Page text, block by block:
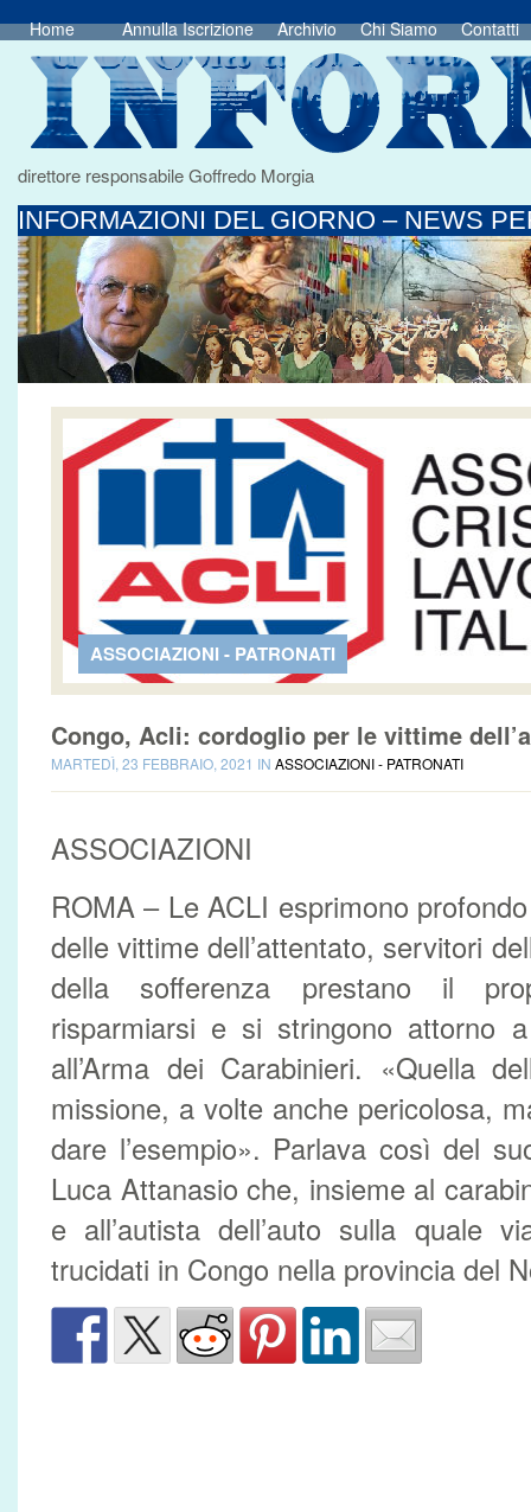
Home Annulla Iscrizione Archivio Chi Siamo Contatti
direttore responsabile Goffredo Morgia
INFORMAZIONI DEL GIORNO – NEWS
ASSOCIAZIONI - PATRONATI
Congo, Acli: cordoglio per le vittime
MARTEDÌ, 23 FEBBRAIO, 2021 IN ASSOCIAZIONI - PATRONATI
ASSOCIAZIONI
ROMA – Le ACLI esprimono
delle vittime dell’attentato, servitori
della sofferenza prestano il
risparmiarsi e si stringono attorno
all’Arma dei Carabinieri. «Quella
missione, a volte anche pericolosa,
dare l’esempio». Parlava così del
Luca Attanasio che, insieme al
e all’autista dell’auto sulla quale
trucidati in Congo nella provincia del